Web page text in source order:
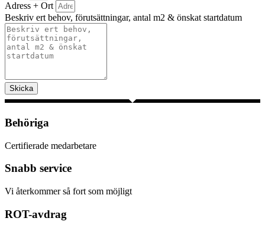
Adress + Ort
Beskriv ert behov, förutsättningar, antal m2 & önskat startdatum
Skicka
Behöriga
Certifierade medarbetare
Snabb service
Vi återkommer så fort som möjligt
ROT-avdrag